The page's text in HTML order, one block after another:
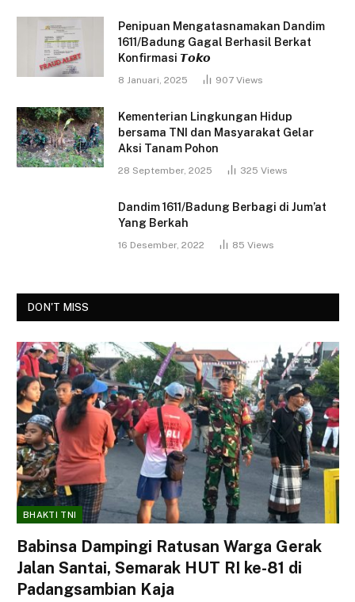
Penipuan Mengatasnamakan Dandim
1611/Badung Gagal Berhasil Berkat
Konfirmasi 𝙏𝙤𝙠𝙤
8 Januari, 2025 907 Views
Kementerian Lingkungan Hidup
bersama TNI dan Masyarakat Gelar
Aksi Tanam Pohon
28 September, 2025 325 Views
Dandim 1611/Badung Berbagi di Jum’at
Yang Berkah
16 Desember, 2022 85 Views
DON'T MISS
BHAKTI TNI
Babinsa Dampingi Ratusan Warga Gerak
Jalan Santai, Semarak HUT RI ke-81 di
Padangsambian Kaja